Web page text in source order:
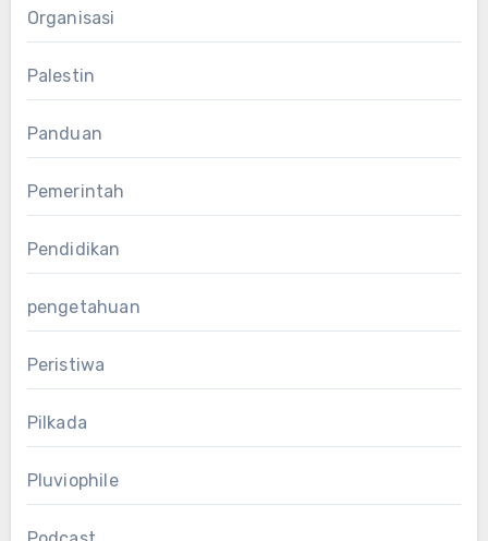
Organisasi
Palestin
Panduan
Pemerintah
Pendidikan
pengetahuan
Peristiwa
Pilkada
Pluviophile